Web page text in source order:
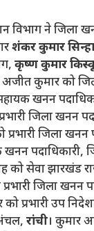
विभाग ने जिला
शंकर कुमार सिन्हा
कृष्ण कुमार
कुमार को
खनन
जिला खनन
प्रभारी जिला खनन
पदाधिकारी,
को सेवा झारखंड
जिला खनन
को प्रभारी उप
रांची। कुमार